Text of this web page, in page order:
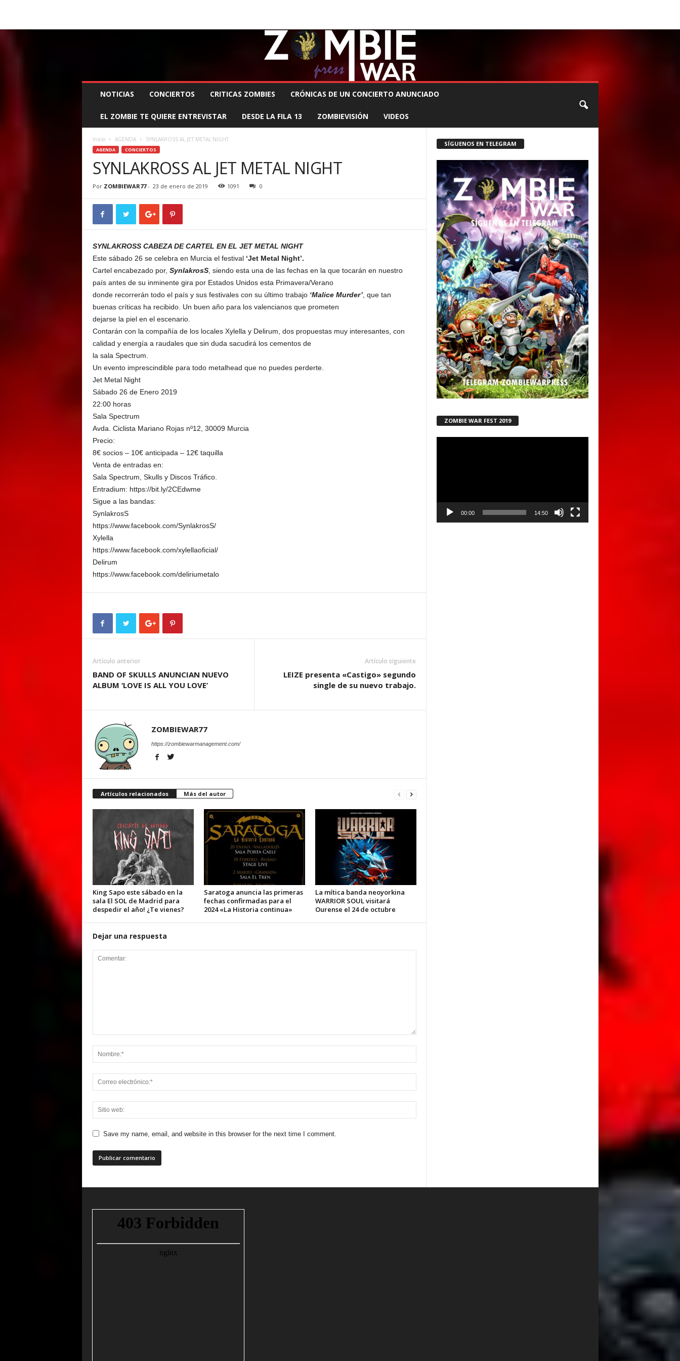
I
NOTICIAS CONCIERTOS CRITICAS ZOMBIES CRÓNICAS DE UN CONCIERTO ANUNCIADO
EL ZOMBIE TE QUIERE ENTREVISTAR DESDE LA FILA 13 ZOMBIEVISIÓN VIDEOS
Inicio AGENDA SYNLAKROSS AL JET METAL NIGHT
AGENDA CONCIERTOS
SYNLAKROSS AL JET METAL NIGHT
Por ZOMBIEWAR77- 23 de enero de 2019 1091 0
SYNLAKROSS CABEZA DE CARTEL EN EL JET METAL NIGHT
Este sábado 26 se celebra en Murcia el festival‘Jet Metal Night’.
Cartel encabezado por, SynlakrosS, siendo esta una de las fechas en la que tocarán en nuestro
país antes de su inminente gira por Estados Unidos esta Primavera/Verano
donde recorrerán todo el país y sus festivales con su último trabajo‘Malice Murder’, que tan
buenas críticas ha recibido. Un buen año para los valencianos que prometen
dejarse la piel en el escenario.
Contarán con la compañía de los locales Xylella y Delirum, dos propuestas muy interesantes, con
calidad y energía a raudales que sin duda sacudirá los cementos de
la sala Spectrum.
Un evento imprescindible para todo metalhead que no puedes perderte.
Jet Metal Night
Sábado 26 de Enero 2019
22:00 horas
Sala Spectrum
Avda. Ciclista Mariano Rojas nº12, 30009 Murcia
Precio:
8€ socios – 10€ anticipada – 12€ taquilla
Venta de entradas en:
Sala Spectrum, Skulls y Discos Tráfico.
Entradium: https://bit.ly/2CEdwme
Sigue a las bandas:
SynlakrosS
https://www.facebook.com/SynlakrosS/
Xylella
https://www.facebook.com/xylellaoficial/
Delirum
https://www.facebook.com/deliriumetalo
Artículo anterior
BAND OF SKULLS ANUNCIAN NUEVO
ALBUM ‘LOVE IS ALL YOU LOVE’
Artículo siguiente
LEIZE presenta «Castigo» segundo
single de su nuevo trabajo.
ZOMBIEWAR77
https://zombiewarmanagement.com/
Artículos relacionados Más del autor
King Sapo este sábado en la
sala El SOL de Madrid para
despedir el año! ¿Te vienes?
Saratoga anuncia las primeras
fechas confirmadas para el
2024 «La Historia continua»
La mítica banda neoyorkina
WARRIOR SOUL visitará
Ourense el 24 de octubre
Dejar una respuesta
Save my name, email, and website in this browser for the next time I comment.
SÍGUENOS EN TELEGRAM
ZOMBIE WAR FEST 2019
00:00 14:50